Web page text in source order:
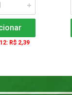
R$ 2,39